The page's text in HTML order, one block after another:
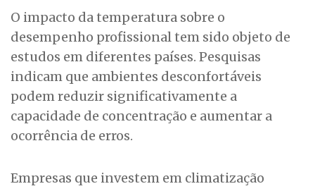
O impacto da temperatura sobre o
desempenho profissional tem sido objeto de
estudos em diferentes países. Pesquisas
indicam que ambientes desconfortáveis
podem reduzir significativamente a
capacidade de concentração e aumentar a
ocorrência de erros.
Empresas que investem em climatização